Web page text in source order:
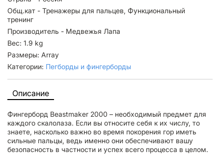
Описание
Фингерборд Beastmaker 2000 – необходимый предмет для
каждого скалолаза. Если вы относите себя к их числу, то
знаете, насколько важно во время покорения гор иметь
сильные пальцы, ведь именно они обеспечивают вашу
безопасность в частности и успех всего процесса в целом.
Общ.кат - Тренажеры для пальцев, Функциональный
тренинг
Производитель - Медвежья Лапа
Вес: 1.9 kg
Размеры: Array
Категории: Пегборды и фингерборды